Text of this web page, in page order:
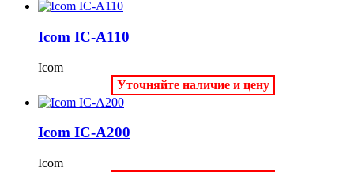
Icom IC-A110
Icom
Уточняйте наличие и цену
Icom IC-A200
Icom